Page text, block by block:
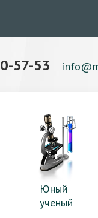
57-53
Юный
ученый